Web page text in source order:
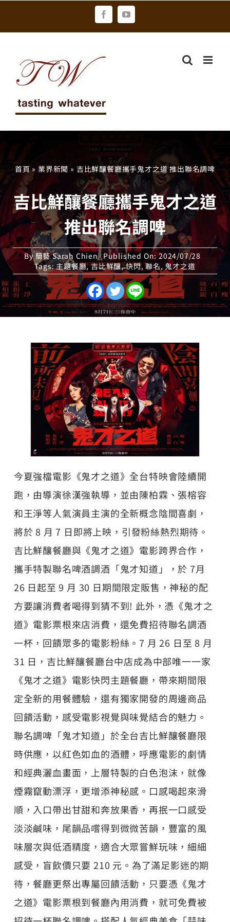
FacebookYouTube
首頁»業界新聞 » 吉比鮮釀餐廳攜手鬼才之道 推出聯名調啤
吉比鮮釀餐廳攜手鬼才之道
推出聯名調啤
By簡藝 Sarah Chien Published On: 2024/07/28
Tags:主題餐廳,吉比鮮釀,快閃,聯名, 鬼才之道
今夏強檔電影《鬼才之道》全台特映會陸續開
跑，由導演徐漢強執導，並由陳柏霖、張榕容
和王淨等人氣演員主演的全新概念陰間喜劇，
將於 8 月 7 日即將上映，引發粉絲熱烈期待。
吉比鮮釀餐廳與《鬼才之道》電影跨界合作，
攜手特製聯名啤酒調酒「鬼才知道」，於 7月
26 日起至 9 月 30 日期間限定販售，神秘的配
方要讓消費者喝得到猜不到! 此外，憑《鬼才之
道》電影票根來店消費，還免費招待聯名調酒
一杯，回饋眾多的電影粉絲。7 月 26 日至 8 月
31 日，吉比鮮釀餐廳台中店成為中部唯一一家
《鬼才之道》電影快閃主題餐廳，帶來期間限
定全新的用餐體驗，還有獨家開發的周邊商品
回饋活動，感受電影視覺與味覺結合的魅力。
聯名調啤「鬼才知道」於全台吉比鮮釀餐廳限
時供應，以紅色如血的酒體，呼應電影的劇情
和經典灑血畫面，上層特製的白色泡沫，就像
煙霧竄動漂浮，更增添神秘感。口感喝起來滑
順，入口帶出甘甜和奔放果香，再抿一口感受
淡淡鹹味，尾韻品嚐得到微微苦韻，豐富的風
味層次與低酒精度，適合大眾嘗鮮玩味，細細
感受，盲飲價只要 210 元。為了滿足影迷的期
待，餐廳更祭出專屬回饋活動，只要憑《鬼才
之道》電影票根到餐廳內用消費，就可免費被